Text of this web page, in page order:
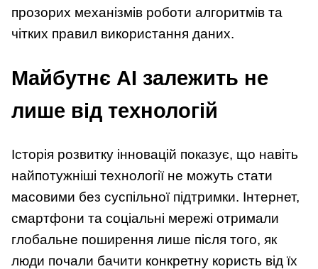
прозорих механізмів роботи алгоритмів та
чітких правил використання даних.
Майбутнє AI залежить не
лише від технологій
Історія розвитку інновацій показує, що навіть
найпотужніші технології не можуть стати
масовими без суспільної підтримки. Інтернет,
смартфони та соціальні мережі отримали
глобальне поширення лише після того, як
люди почали бачити конкретну користь від їх